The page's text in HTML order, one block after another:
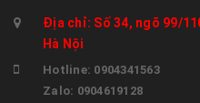
Địa chỉ: Số 34, ngõ 99/
Hà Nội
Hotline: 0904341563
Zalo: 0904619128